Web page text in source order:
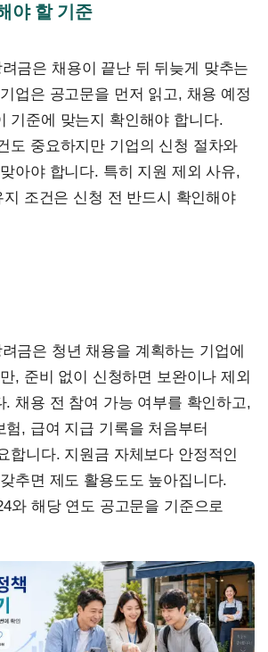
야 할 기준
금은 채용이 끝난 뒤 뒤늦게 맞추는
업은 공고문을 먼저 읽고, 채용 예정
기준에 맞는지 확인해야 합니다.
도 중요하지만 기업의 신청 절차와
아야 합니다. 특히 지원 제외 사유,
조건은 신청 전 반드시 확인해야
금은 청년 채용을 계획하는 기업에
, 준비 없이 신청하면 보완이나 제외
. 채용 전 참여 가능 여부를 확인하고,
험, 급여 지급 기록을 처음부터
합니다. 지원금 자체보다 안정적인
추면 제도 활용도도 높아집니다.
와 해당 연도 공고문을 기준으로